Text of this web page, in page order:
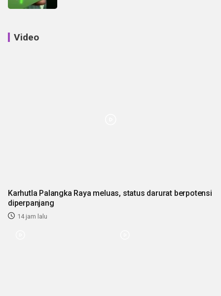
Video
Karhutla Palangka Raya meluas, status darurat berpotensi
diperpanjang
14 jam lalu